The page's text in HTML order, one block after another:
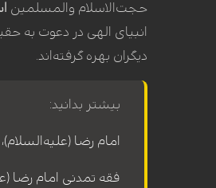
حجت‌الاسلام والمسلمین
انبیای الهی در دعوت به
دیگران بهره گرفته‌اند.
بیشتر بدانید:
امام رضا
فقه تمدنی امام رضا